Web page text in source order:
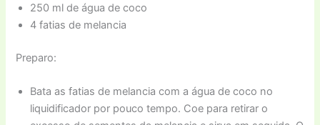
250 ml de água de coco
4 fatias de melancia
Preparo:
Bata as fatias de melancia com a água de coco no
liquidificador por pouco tempo. Coe para retirar o